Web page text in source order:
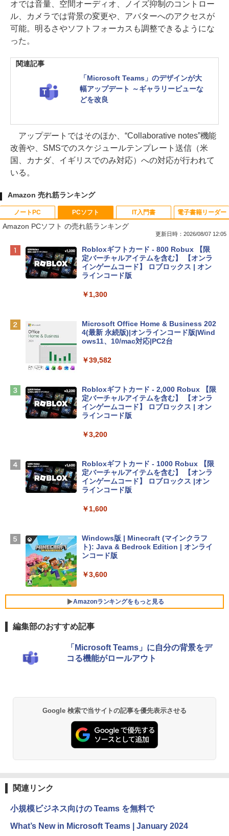
オでは音量、空間オーディオ、ノイズ抑制のコントロー
ル、カメラでは背景の変更や、アバターへのアクセスが
可能。明るさやソフトフォーカスも調整できるようにな
った。
関連記事
「Microsoft Teams」のデザインが大
幅アップデート ～ギャラリービューな
どを改良
アップデートではそのほか、“Collaborative notes”機能
改善や、SMSでのスケジュールテンプレート送信（米
国、カナダ、イギリスでのみ対応）への対応が行われて
いる。
Amazon 売れ筋ランキング
ノートPC
Apple 2026 MacBook Neo A18 Proチッ
プ搭載13インチノートブック：AIとAppl
e Intelligence、Liquid Retinaディスプ
レイ、8GBメモリ、512GB SSD、1080p
ィゴ + 3年延長 AppleCare+ for 13インチ
￥162,598
ンケース Dell NEC Lavie ASUS HP dyna
￥2,952
Apple 2026 MacBook Air M5チップ搭載
igence、13.6インチLiquid Retinaディ
ームカメラ、日本語キーボード、Touch I
D - ミッドナイト
￥298,901
SSD インテル Core 5
￥129,800
Core i5/16GB/SSD 512GB/ホワイト) FM
VWK3E15W_AZ
￥139,880
PCソフト
Amazon PCソフト の売れ筋ランキング
更新日時：2026/08/07 12:05
Robloxギフトカード - 800 Robux 【限
定バーチャルアイテムを含む】 【オンラ
インゲームコード】 ロブロックス | オン
ラインコード版
￥1,300
Microsoft Office Home & Business 202
4(最新 永続版)|オンラインコード版|Wind
ows11、10/mac対応|PC2台
￥39,582
Robloxギフトカード - 2,000 Robux 【限
定バーチャルアイテムを含む】 【オンラ
インゲームコード】 ロブロックス | オン
ラインコード版
￥3,200
Robloxギフトカード - 1000 Robux 【限
定バーチャルアイテムを含む】 【オンラ
インゲームコード】 ロブロックス |オン
ラインコード版
￥1,600
Windows版 | Minecraft (マインクラフ
ト): Java & Bedrock Edition | オンライ
ンコード版
￥3,600
Amazonランキングをもっと見る
IT入門書
生成AIパスポート公式テキスト 第４版
￥1,766
AIイラスト表現辞典: 思い通りの絵を引き
ズ (はぴーイラストLabo)
￥480
めのAIコーディング入門シリーズ
￥99
電子書籍リーダー
Amazon Kindle Paperwhite (16GB) 7イ
ンチディスプレイ、色調調節ライト、12
週間持続バッテリー、広告なし、ブラッ
ない、大きな画面で読みやすい、6週間持
続バッテリー、6インチディスプレイ電子
書籍リーダー、ブラック、16GB、広告な
ション (32GB) 7インチディスプレイ、明
持続バッテリー、広告なし、メタリック
編集部のおすすめ記事
「Microsoft Teams」に自分の背景をデ
コる機能がロールアウト
Google 検索で当サイトの記事を優先表示させる
関連リンク
小規模ビジネス向けの Teams を無料で
What’s New in Microsoft Teams | January 2024